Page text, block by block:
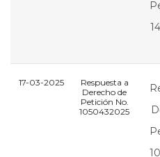
17-03-2025
Respuesta a
Derecho de
Petición No.
1050432025